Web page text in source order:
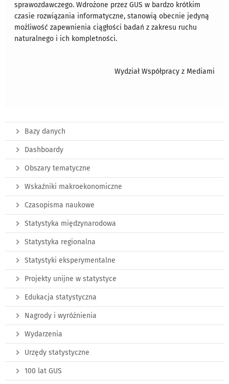
sprawozdawczego. Wdrożone przez GUS w bardzo krótkim
czasie rozwiązania informatyczne, stanowią obecnie jedyną
możliwość zapewnienia ciągłości badań z zakresu ruchu
naturalnego i ich kompletności.
Wydział Współpracy z Mediami
Bazy danych
Dashboardy
Obszary tematyczne
Wskaźniki makroekonomiczne
Czasopisma naukowe
Statystyka międzynarodowa
Statystyka regionalna
Statystyki eksperymentalne
Projekty unijne w statystyce
Edukacja statystyczna
Nagrody i wyróżnienia
Wydarzenia
Urzędy statystyczne
100 lat GUS